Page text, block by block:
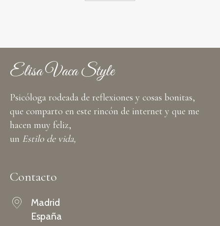
Elisa Vaca Style
Psicóloga rodeada de reflexiones y cosas bonitas,
que comparto en este rincón de internet y que me
hacen muy feliz,
un Estilo de vida,
Contacto
Madrid
España